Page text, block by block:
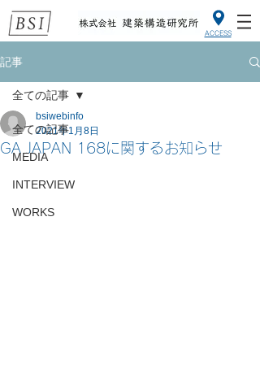
ACCESS
記事
全ての記事
MEDIA
INTERVIEW
WORKS
全ての記事
GA JAPAN 168に関するお知らせ
bsiwebinfo
2021年1月8日